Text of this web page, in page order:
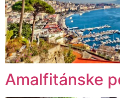
Amalfitánske